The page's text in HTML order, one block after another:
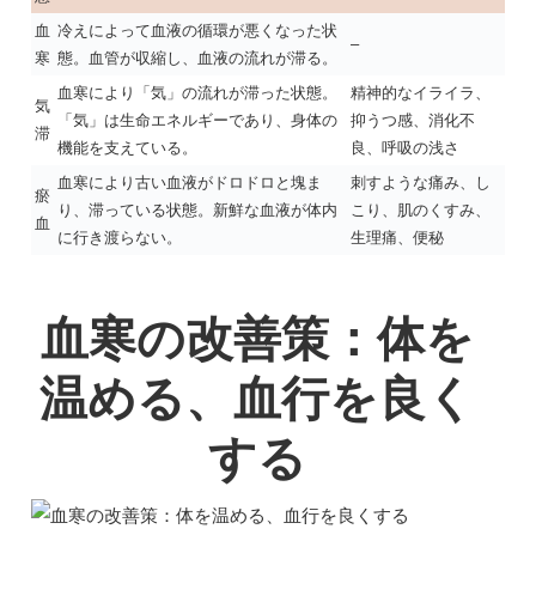
血
寒
冷えによって血液の循環が悪くなった状
態。血管が収縮し、血液の流れが滞る。
–
気
滞
血寒により「気」の流れが滞った状態。
「気」は生命エネルギーであり、身体の
機能を支えている。
精神的なイライラ、
抑うつ感、消化不
良、呼吸の浅さ
瘀
血
血寒により古い血液がドロドロと塊ま
り、滞っている状態。新鮮な血液が体内
に行き渡らない。
刺すような痛み、し
こり、肌のくすみ、
生理痛、便秘
血寒の改善策：体を
温める、血行を良く
する